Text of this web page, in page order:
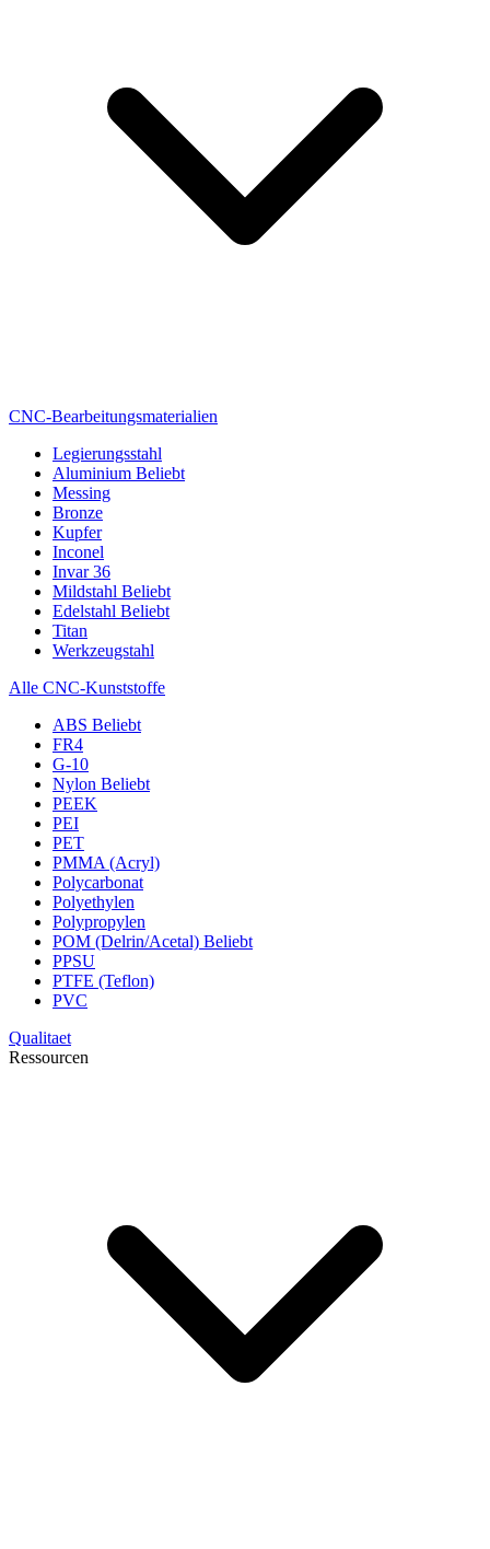
CNC-Bearbeitungsmaterialien
Legierungsstahl
Aluminium Beliebt
Messing
Bronze
Kupfer
Inconel
Invar 36
Mildstahl Beliebt
Edelstahl Beliebt
Titan
Werkzeugstahl
Alle CNC-Kunststoffe
ABS Beliebt
FR4
G-10
Nylon Beliebt
PEEK
PEI
PET
PMMA (Acryl)
Polycarbonat
Polyethylen
Polypropylen
POM (Delrin/Acetal) Beliebt
PPSU
PTFE (Teflon)
PVC
Qualitaet
Ressourcen